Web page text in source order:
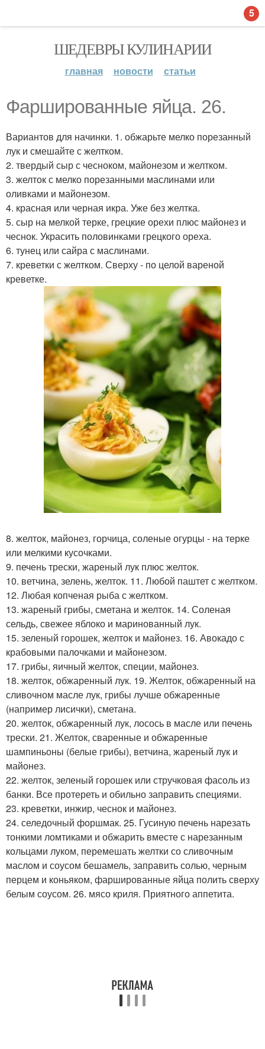
ШЕДЕВРЫ КУЛИНАРИИ
главная новости статьи
Фаршированные яйца. 26.
Вариантов для начинки. 1. обжарьте мелко порезанный
лук и смешайте с желтком.
2. твердый сыр с чесноком, майонезом и желтком.
3. желток с мелко порезанными маслинами или
оливками и майонезом.
4. красная или черная икра. Уже без желтка.
5. сыр на мелкой терке, грецкие орехи плюс майонез и
чеснок. Украсить половинками грецкого ореха.
6. тунец или сайра с маслинами.
7. креветки с желтком. Сверху - по целой вареной
креветке.
8. желток, майонез, горчица, соленые огурцы - на терке
или мелкими кусочками.
9. печень трески, жареный лук плюс желток.
10. ветчина, зелень, желток. 11. Любой паштет с желтком.
12. Любая копченая рыба с желтком.
13. жареный грибы, сметана и желток. 14. Соленая
сельдь, свежее яблоко и маринованный лук.
15. зеленый горошек, желток и майонез. 16. Авокадо с
крабовыми палочками и майонезом.
17. грибы, яичный желток, специи, майонез.
18. желток, обжаренный лук. 19. Желток, обжаренный на
сливочном масле лук, грибы лучше обжаренные
(например лисички), сметана.
20. желток, обжаренный лук, лосось в масле или печень
трески. 21. Желток, сваренные и обжаренные
шампиньоны (белые грибы), ветчина, жареный лук и
майонез.
22. желток, зеленый горошек или стручковая фасоль из
банки. Все протереть и обильно заправить специями.
23. креветки, инжир, чеснок и майонез.
24. селедочный форшмак. 25. Гусиную печень нарезать
тонкими ломтиками и обжарить вместе с нарезанным
кольцами луком, перемешать желтки со сливочным
маслом и соусом бешамель, заправить солью, черным
перцем и коньяком, фаршированные яйца полить сверху
белым соусом. 26. мясо криля. Приятного аппетита.
5